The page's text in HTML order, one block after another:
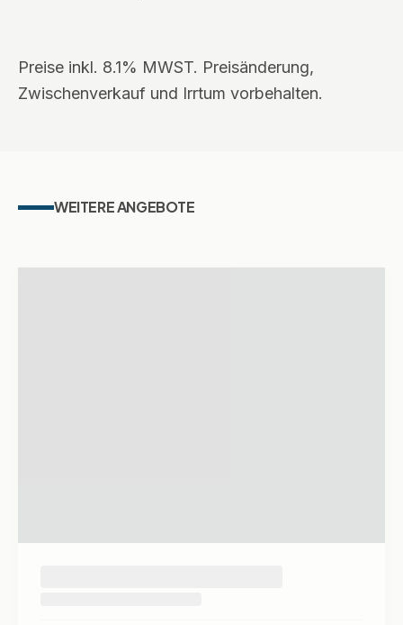
Preise inkl. 8.1% MWST. Preisänderung,
Zwischenverkauf und Irrtum vorbehalten.
WEITERE ANGEBOTE